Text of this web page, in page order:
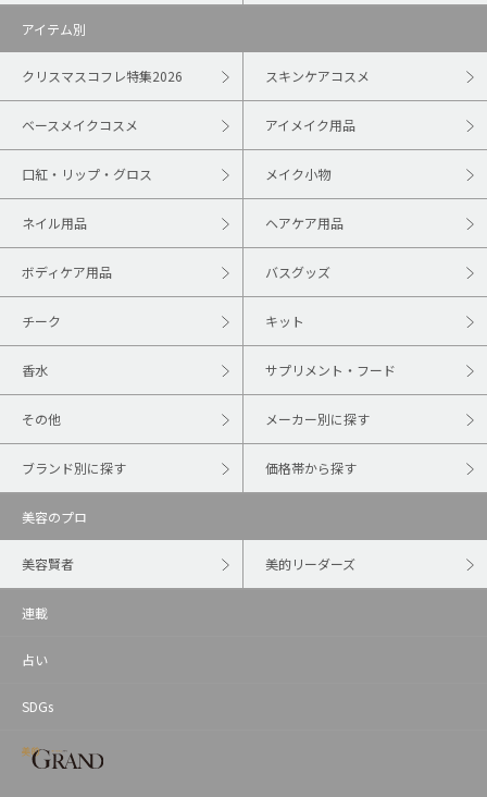
アイテム別
クリスマスコフレ特集2026 スキンケアコスメ
ベースメイクコスメ アイメイク用品
口紅・リップ・グロス メイク小物
ネイル用品 ヘアケア用品
ボディケア用品 バスグッズ
チーク キット
香水 サプリメント・フード
その他 メーカー別に探す
ブランド別に探す 価格帯から探す
美容のプロ
美容賢者 美的リーダーズ
連載
占い
SDGs